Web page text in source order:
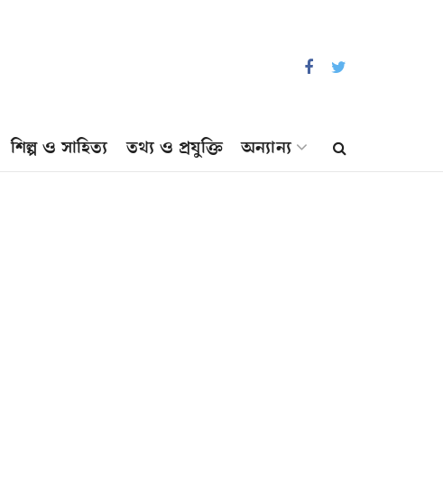
শিল্প ও সাহিত্য তথ্য ও প্রযুক্তি অন্যান্য